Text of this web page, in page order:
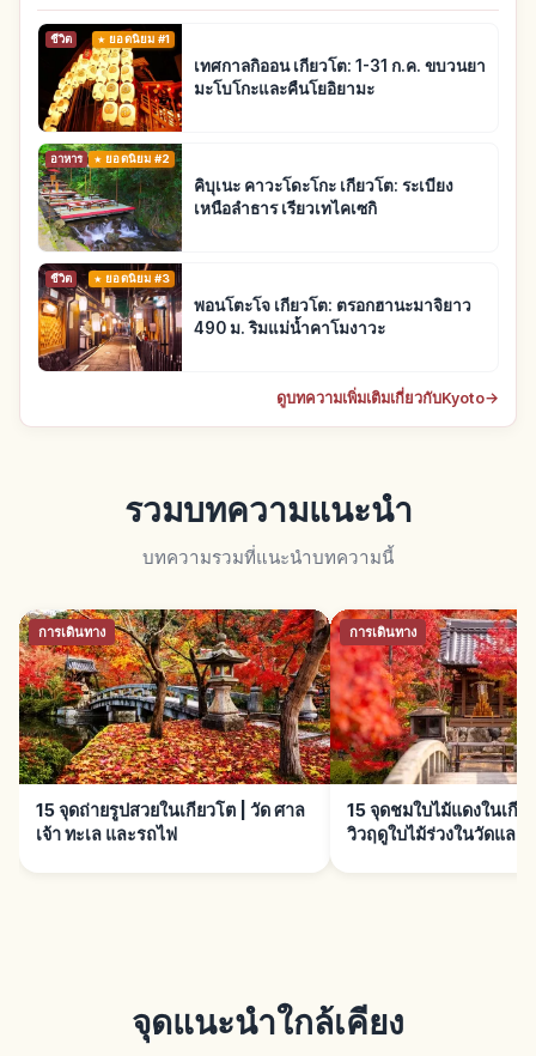
ชีวิต ยอดนิยม #1
เทศกาลกิออน เกียวโต: 1-31 ก.ค. ขบวนยา
มะโบโกะและคืนโยอิยามะ
อาหาร ยอดนิยม #2
คิบุเนะ คาวะโดะโกะ เกียวโต: ระเบียง
เหนือลำธาร เรียวเทไคเซกิ
ชีวิต ยอดนิยม #3
พอนโตะโจ เกียวโต: ตรอกฮานะมาจิยาว
490 ม. ริมแม่น้ำคาโมงาวะ
ดูบทความเพิ่มเติมเกี่ยวกับKyoto→
รวมบทความแนะนำ
บทความรวมที่แนะนำบทความนี้
การเดินทาง
15 จุดถ่ายรูปสวยในเกียวโต | วัด ศาล
เจ้า ทะเล และรถไฟ
การเดินทาง
15 จุดชมใบไม้แดงในเกีย
วิวฤดูใบไม้ร่วงในวัดและ
จุดแนะนำใกล้เคียง